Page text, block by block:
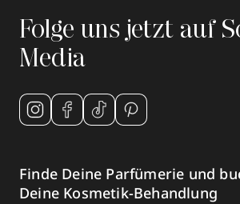
Folge uns jetzt auf
Media
Finde Deine Parfümerie und
Deine Kosmetik-Behandlung